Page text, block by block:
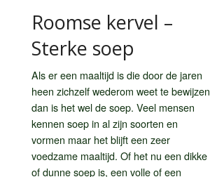
Roomse kervel –
Sterke soep
Als er een maaltijd is die door de jaren
heen zichzelf wederom weet te bewijzen
dan is het wel de soep. Veel mensen
kennen soep in al zijn soorten en
vormen maar het blijft een zeer
voedzame maaltijd. Of het nu een dikke
of dunne soep is, een volle of een